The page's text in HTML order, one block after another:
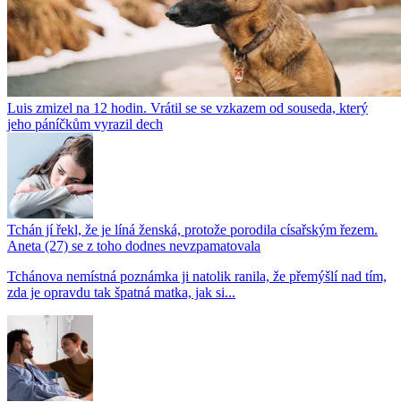
Luis zmizel na 12 hodin. Vrátil se se vzkazem od souseda, který
jeho páníčkům vyrazil dech
Tchán jí řekl, že je líná ženská, protože porodila císařským řezem.
Aneta (27) se z toho dodnes nevzpamatovala
Tchánova nemístná poznámka ji natolik ranila, že přemýšlí nad tím,
zda je opravdu tak špatná matka, jak si...